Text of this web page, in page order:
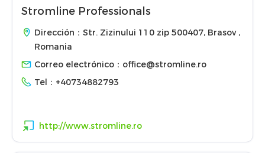
Stromline Professionals
Dirección：Str. Zizinului 110 zip 500407, Brasov ,
Romania
Correo electrónico： office@stromline.ro
Tel： +40734882793
http://www.stromline.ro